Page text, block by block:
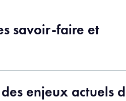
savoir-faire et
enjeux actuels